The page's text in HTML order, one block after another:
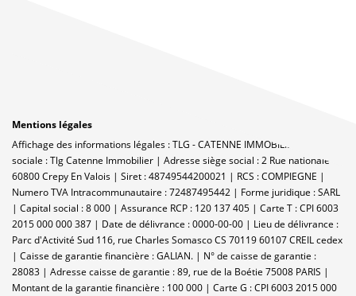
Mentions légales
Affichage des informations légales : TLG - CATENNE IMMOBILIER | Raison
sociale : Tlg Catenne Immobilier | Adresse siège social : 2 Rue nationale -
60800 Crepy En Valois | Siret : 48749544200021 | RCS : COMPIEGNE |
Numero TVA Intracommunautaire : 72487495442 | Forme juridique : SARL
| Capital social : 8 000 | Assurance RCP : 120 137 405 | Carte T : CPI 6003
2015 000 000 387 | Date de délivrance : 0000-00-00 | Lieu de délivrance :
Parc d'Activité Sud 116, rue Charles Somasco CS 70119 60107 CREIL cedex
| Caisse de garantie financière : GALIAN. | N° de caisse de garantie :
28083 | Adresse caisse de garantie : 89, rue de la Boétie 75008 PARIS |
Montant de la garantie financière : 100 000 | Carte G : CPI 6003 2015 000